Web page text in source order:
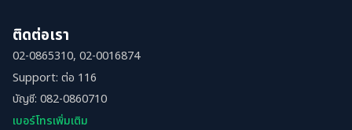
ติดต่อเรา
02-0865310, 02-0016874
Support: ต่อ 116
บัญชี: 082-0860710
เบอร์โทรเพิ่มเติม